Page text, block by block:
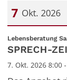
7 Okt. 2026
Datum: 7.
Lebensberatung
SPRECH-
7. Okt. 2026 8:00